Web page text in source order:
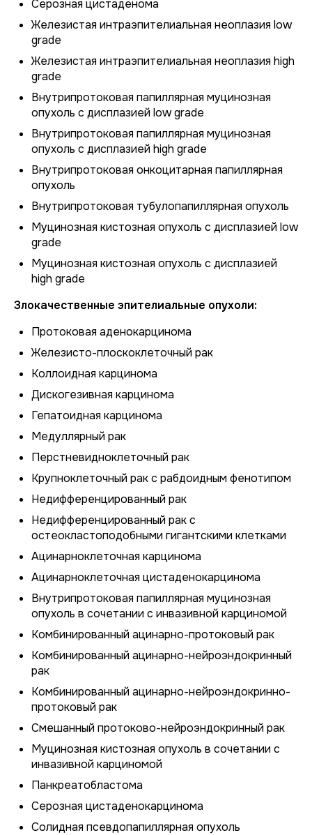
Серозная цистаденома
Железистая интраэпителиальная неоплазия low
grade
Железистая интраэпителиальная неоплазия high
grade
Внутрипротоковая папиллярная муцинозная
опухоль с дисплазией low grade
Внутрипротоковая папиллярная муцинозная
опухоль с дисплазией high grade
Внутрипротоковая онкоцитарная папиллярная
опухоль
Внутрипротоковая тубулопапиллярная опухоль
Муцинозная кистозная опухоль с дисплазией low
grade
Муцинозная кистозная опухоль с дисплазией
high grade
Злокачественные эпителиальные опухоли:
Протоковая аденокарцинома
Железисто-плоскоклеточный рак
Коллоидная карцинома
Дискогезивная карцинома
Гепатоидная карцинома
Медуллярный рак
Перстневидноклеточный рак
Крупноклеточный рак с рабдоидным фенотипом
Недифференцированный рак
Недифференцированный рак с
остеокластоподобными гигантскими клетками
Ацинарноклеточная карцинома
Ацинарноклеточная цистаденокарцинома
Внутрипротоковая папиллярная муцинозная
опухоль в сочетании с инвазивной карциномой
Комбинированный ацинарно-протоковый рак
Комбинированный ацинарно-нейроэндокринный
рак
Комбинированный ацинарно-нейроэндокринно-
протоковый рак
Смешанный протоково-нейроэндокринный рак
Муцинозная кистозная опухоль в сочетании с
инвазивной карциномой
Панкреатобластома
Серозная цистаденокарцинома
Солидная псевдопапиллярная опухоль